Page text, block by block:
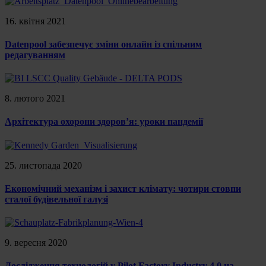
16. квітня 2021
Datenpool забезпечує зміни онлайн із спільним
редагуванням
8. лютого 2021
Архітектура охорони здоров’я: уроки пандемії
25. листопада 2020
Економічний механізм і захист клімату: чотири стовпи
сталої будівельної галузі
9. вересня 2020